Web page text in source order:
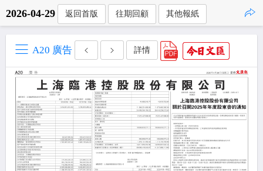
2026-04-29 返回首版 往期回顧 其他報紙
A20 廣告 詳情